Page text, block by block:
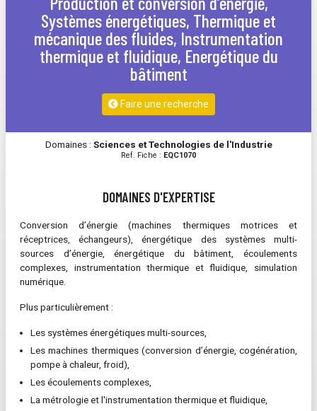
Systèmes énergétiques, Thermique et
mécanique des fluides, Instrumentation
thermique et fluidique, Energétique du
bâtiment
Faire une recherche
Domaines : Sciences et Technologies de l'Industrie
Ref. Fiche : EQC1070
DOMAINES D'EXPERTISE
Conversion d’énergie (machines thermiques motrices et
réceptrices, échangeurs), énergétique des systèmes multi-
sources d’énergie, énergétique du bâtiment, écoulements
complexes, instrumentation thermique et fluidique, simulation
numérique.
Plus particulièrement :
Les systèmes énergétiques multi-sources,
Les machines thermiques (conversion d’énergie, cogénération,
pompe à chaleur, froid),
Les écoulements complexes,
La métrologie et l'instrumentation thermique et fluidique,